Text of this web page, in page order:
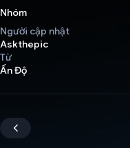
Nhóm
Người cập nhật
Askthepic
Từ
Ấn Độ